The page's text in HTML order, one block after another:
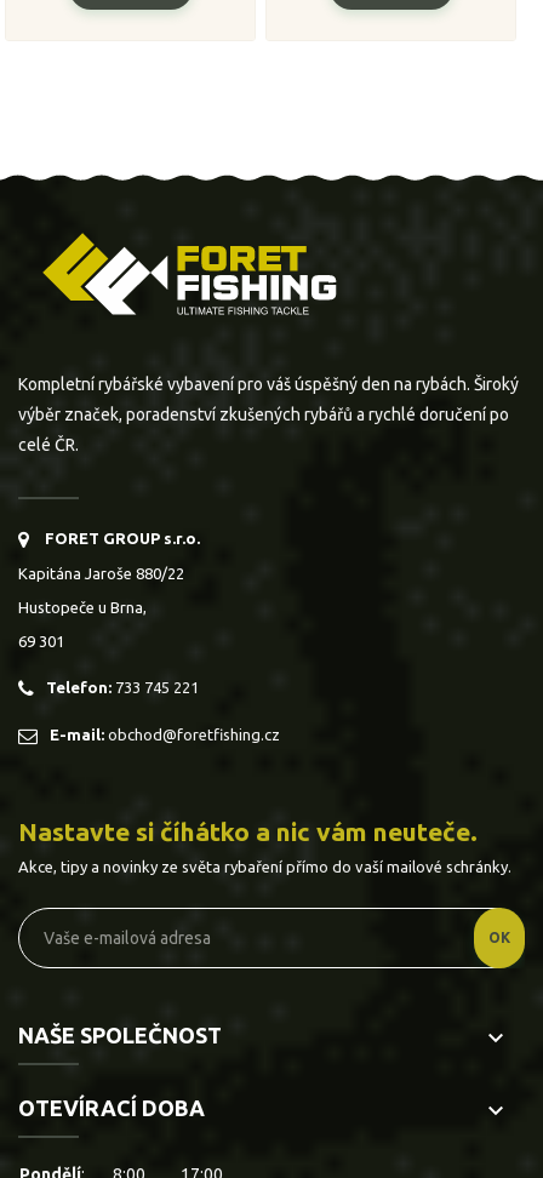
Kompletní rybářské vybavení pro váš úspěšný den na rybách. Široký
výběr značek, poradenství zkušených rybářů a rychlé doručení po
celé ČR.
FORET GROUP s.r.o.
Kapitána Jaroše 880/22
Hustopeče u Brna,
69 301
Telefon: 733 745 221
E-mail: obchod@foretfishing.cz
Nastavte si číhátko a nic vám neuteče.
Akce, tipy a novinky ze světa rybaření přímo do vaší mailové schránky.
NAŠE SPOLEČNOST keyboard_arrow_down
OTEVÍRACÍ DOBA keyboard_arrow_down